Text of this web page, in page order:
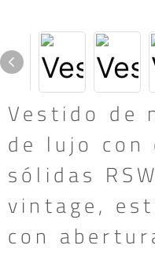
Vestido de
de lujo con
sólidas
vintage,
con